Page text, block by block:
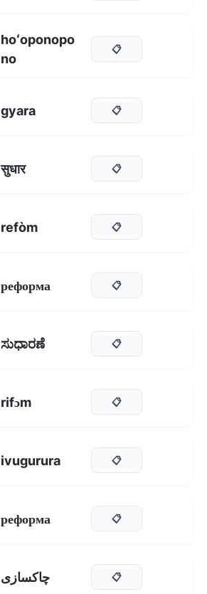
hoʻoponopo
no
📋
gyara 📋
सुधार 📋
refòm 📋
реформа 📋
ಸುಧಾರಣೆ 📋
rifɔm 📋
ivugurura 📋
реформа 📋
چاکسازی 📋